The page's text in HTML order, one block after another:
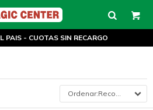
PAIS - CUOTAS SIN RECARGO
Recomendados